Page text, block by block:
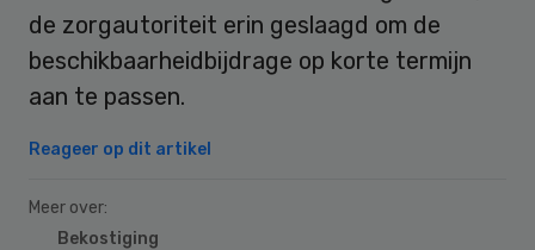
de zorgautoriteit erin geslaagd om de
beschikbaarheidbijdrage op korte termijn
aan te passen.
Reageer op dit artikel
Meer over:
Bekostiging